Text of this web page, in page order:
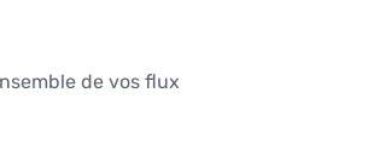
de vos flux